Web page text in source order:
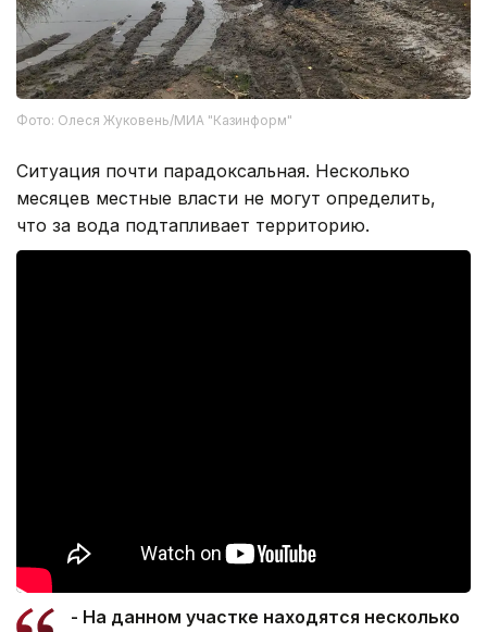
Фото: Олеся Жуковень/МИА "Казинформ"
Ситуация почти парадоксальная. Несколько
месяцев местные власти не могут определить,
что за вода подтапливает территорию.
- На данном участке находятся несколько